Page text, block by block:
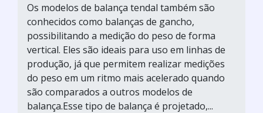
Os modelos de balança tendal também são
conhecidos como balanças de gancho,
possibilitando a medição do peso de forma
vertical. Eles são ideais para uso em linhas de
produção, já que permitem realizar medições
do peso em um ritmo mais acelerado quando
são comparados a outros modelos de
balança.Esse tipo de balança é projetado,...